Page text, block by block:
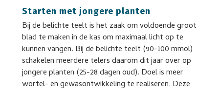
Starten met jongere planten
Bij de belichte teelt is het zaak om voldoende groot
blad te maken in de kas om maximaal licht op te
kunnen vangen. Bij de belichte teelt (90-100 mmol)
schakelen meerdere telers daarom dit jaar over op
jongere planten (25-28 dagen oud). Doel is meer
wortel- en gewasontwikkeling te realiseren. Deze